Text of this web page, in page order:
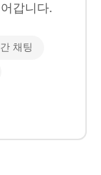
갑니다.
채팅